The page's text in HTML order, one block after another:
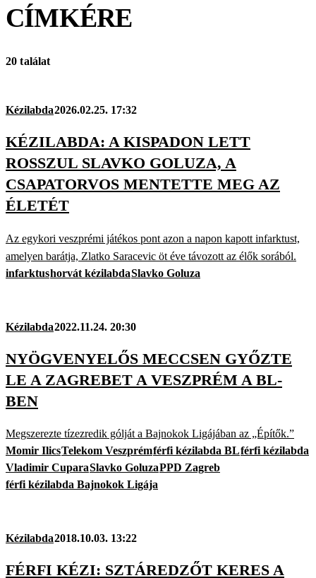
CÍMKÉRE
20 találat
Kézilabda2026.02.25. 17:32
KÉZILABDA: A KISPADON LETT
ROSSZUL SLAVKO GOLUZA, A
CSAPATORVOS MENTETTE MEG AZ
ÉLETÉT
Az egykori veszprémi játékos pont azon a napon kapott infarktust,
amelyen barátja, Zlatko Saracevic öt éve távozott az élők sorából.
infarktushorvát kézilabdaSlavko Goluza
Kézilabda2022.11.24. 20:30
NYÖGVENYELŐS MECCSEN GYŐZTE
LE A ZAGREBET A VESZPRÉM A BL-
BEN
Megszerezte tízezredik gólját a Bajnokok Ligájában az „Építők.”
Momir IlicsTelekom Veszprémférfi kézilabda BLférfi kézilabda
Vladimir CuparaSlavko GoluzaPPD Zagreb
férfi kézilabda Bajnokok Ligája
Kézilabda2018.10.03. 13:22
FÉRFI KÉZI: SZTÁREDZŐT KERES A